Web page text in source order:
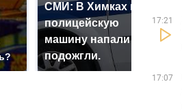
СМИ: В Химках на
полицейскую
машину напали и
подожгли.
17:21
17:07